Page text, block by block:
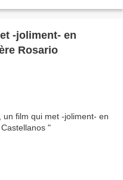
-joliment- en
Rosario